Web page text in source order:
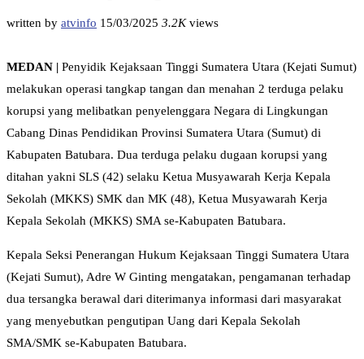
written by atvinfo 15/03/2025 3.2Kviews
MEDAN | Penyidik Kejaksaan Tinggi Sumatera Utara (Kejati Sumut)
melakukan operasi tangkap tangan dan menahan 2 terduga pelaku
korupsi yang melibatkan penyelenggara Negara di Lingkungan
Cabang Dinas Pendidikan Provinsi Sumatera Utara (Sumut) di
Kabupaten Batubara. Dua terduga pelaku dugaan korupsi yang
ditahan yakni SLS (42) selaku Ketua Musyawarah Kerja Kepala
Sekolah (MKKS) SMK dan MK (48), Ketua Musyawarah Kerja
Kepala Sekolah (MKKS) SMA se-Kabupaten Batubara.
Kepala Seksi Penerangan Hukum Kejaksaan Tinggi Sumatera Utara
(Kejati Sumut), Adre W Ginting mengatakan, pengamanan terhadap
dua tersangka berawal dari diterimanya informasi dari masyarakat
yang menyebutkan pengutipan Uang dari Kepala Sekolah
SMA/SMK se-Kabupaten Batubara.